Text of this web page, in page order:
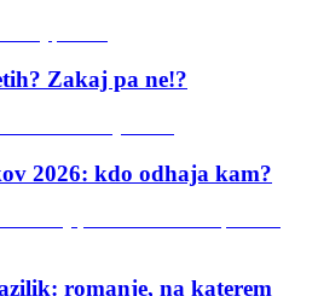
Zakaj pa ne!?
2026: kdo odhaja kam?
romanje, na katerem